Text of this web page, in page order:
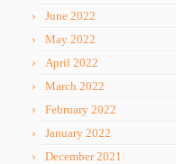
June 2022
May 2022
April 2022
March 2022
February 2022
January 2022
December 2021